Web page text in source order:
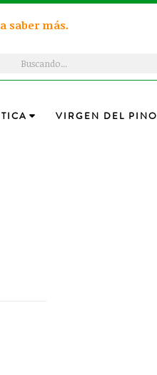
saber más.
VIRGEN DEL PINO